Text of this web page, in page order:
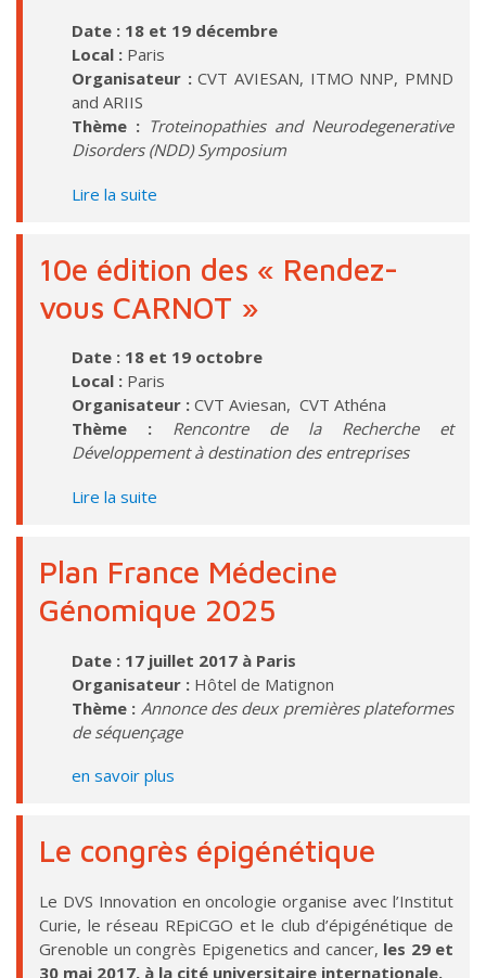
Date : 18 et 19 décembre
Local : Paris
Organisateur :CVT AVIESAN, ITMO NNP, PMND
and ARIIS
Thème : Troteinopathies and Neurodegenerative
Disorders (NDD) Symposium
Lire la suite
10e édition des « Rendez-
vous CARNOT »
Date : 18 et 19 octobre
Local : Paris
Organisateur : CVT Aviesan, CVT Athéna
Thème : Rencontre de la Recherche et
Développement à destination des entreprises
Lire la suite
Plan France Médecine
Génomique 2025
Date : 17 juillet 2017 à Paris
Organisateur : Hôtel de Matignon
Thème : Annonce des deux premières plateformes
de séquençage
en savoir plus
Le congrès épigénétique
Le DVS Innovation en oncologie organise avec l’Institut
Curie, le réseau REpiCGO et le club d’épigénétique de
Grenoble un congrès Epigenetics and cancer, les 29 et
30 mai 2017, à la cité universitaire internationale.